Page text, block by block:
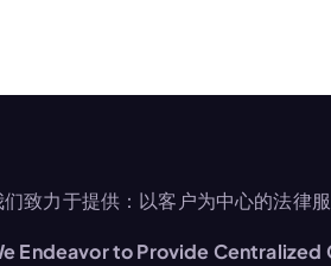
们致力于提供：以客户为中心的法律
Endeavor to Provide Centralized